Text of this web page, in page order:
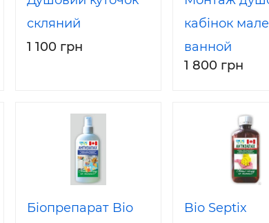
скляний
1 100 грн
кабінок
ванной
1 800 грн
Біопрепарат Bio
Bio Septix